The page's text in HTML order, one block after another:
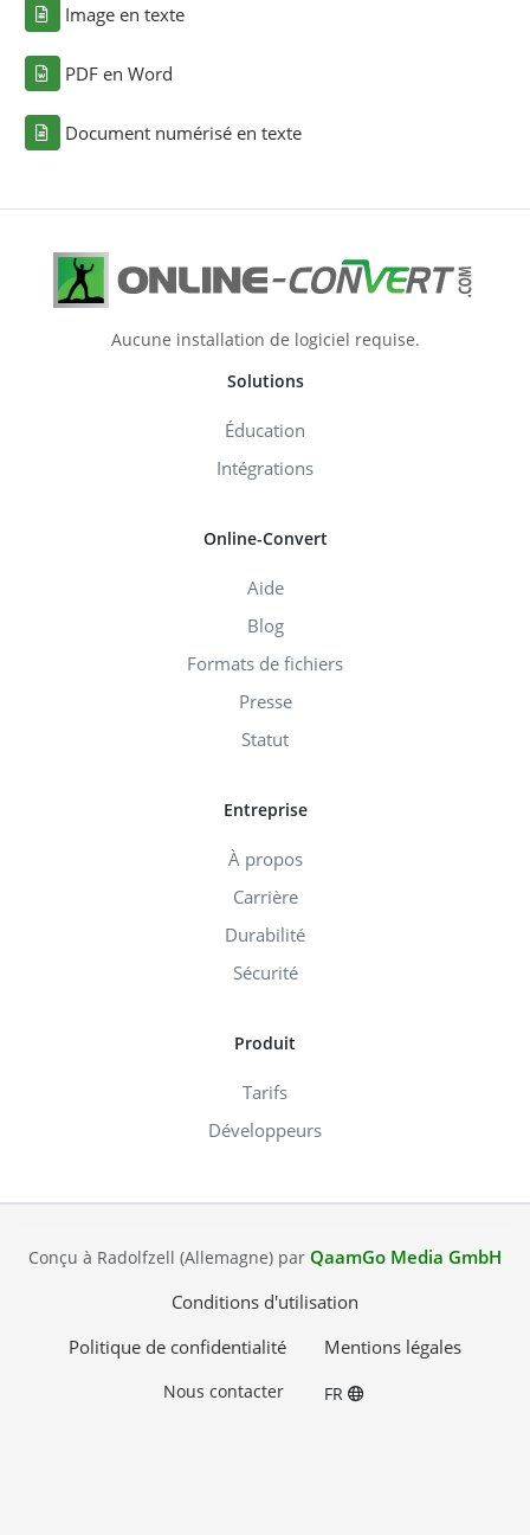
Image en texte
PDF en Word
Document numérisé en texte
Aucune installation de logiciel requise.
Solutions
Éducation
Intégrations
Online-Convert
Aide
Blog
Formats de fichiers
Presse
Statut
Entreprise
À propos
Carrière
Durabilité
Sécurité
Produit
Tarifs
Développeurs
Conçu à Radolfzell (Allemagne) par QaamGo Media GmbH
Conditions d'utilisation
Politique de confidentialité
Mentions légales
Nous contacter FR